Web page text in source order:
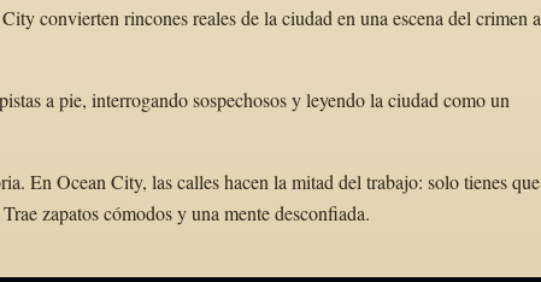
convierten rincones reales de la ciudad en una escena del crimen a
a pie, interrogando sospechosos y leyendo la ciudad como un
En Ocean City, las calles hacen la mitad del trabajo: solo tienes que
zapatos cómodos y una mente desconfiada.